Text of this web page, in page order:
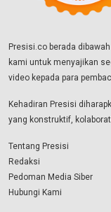
Presisi.co berada
kami untuk menyajikan
video kepada para
Kehadiran Presisi
yang konstruktif,
Tentang Presisi
Redaksi
Pedoman Media Siber
Hubungi Kami